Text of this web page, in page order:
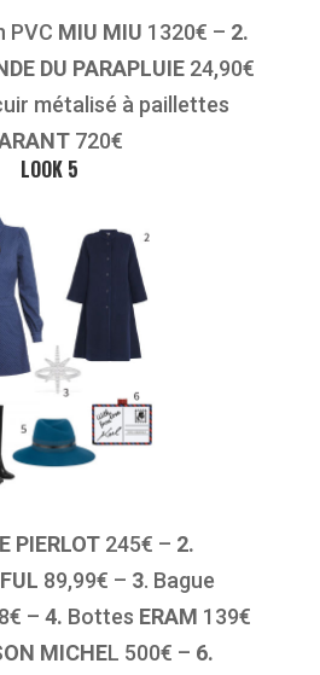
PVC MIU MIU 1320€ – 2.
DU PARAPLUIE24,90€
métalisé à paillettes
720€
LOOK 5
PIERLOT245€ – 2.
89,99€ – 3. Bague
– 4. Bottes ERAM 139€
MICHEL 500€ – 6.